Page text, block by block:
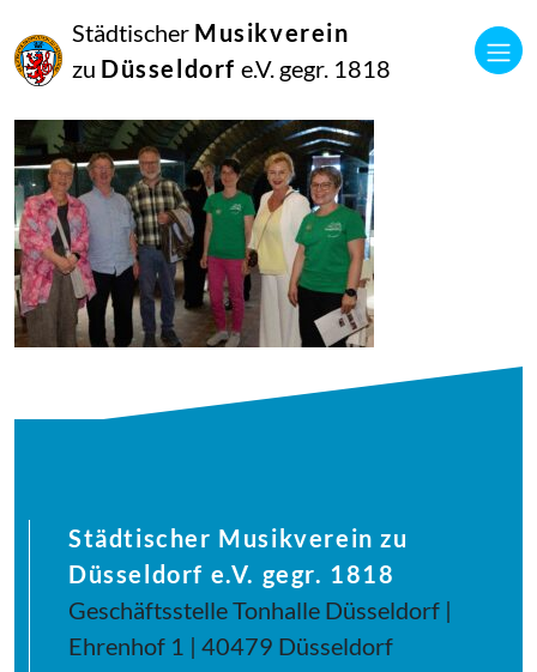
Städtischer Musikverein
zu Düsseldorf e.V. gegr. 1818
Juli
2025
Manfred Hill
Städtischer Musikverein zu
Düsseldorf e.V. gegr. 1818
Geschäftsstelle Tonhalle Düsseldorf |
Ehrenhof 1 | 40479 Düsseldorf